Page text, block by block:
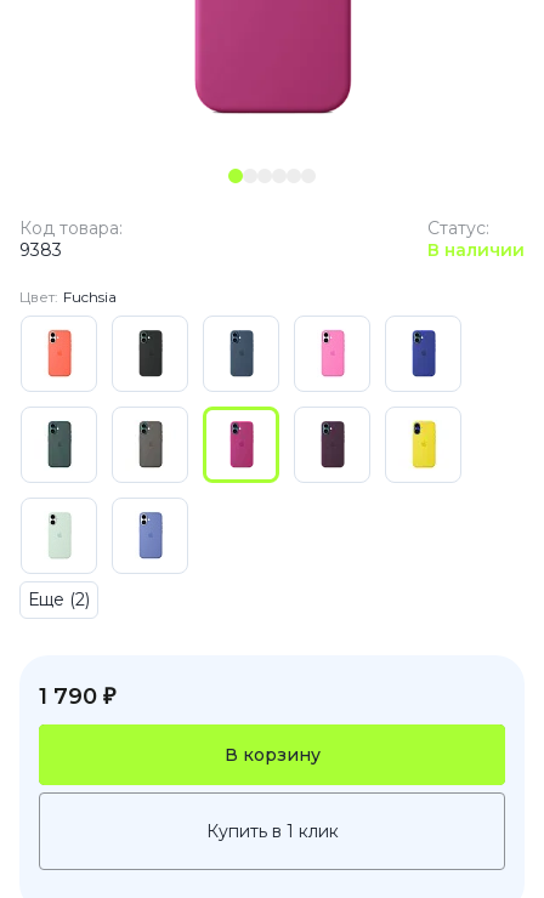
Статус:
В наличии
Код товара:
9383
Цвет: Fuchsia
Еще (2)
1 790 ₽
В корзину
Купить в 1 клик